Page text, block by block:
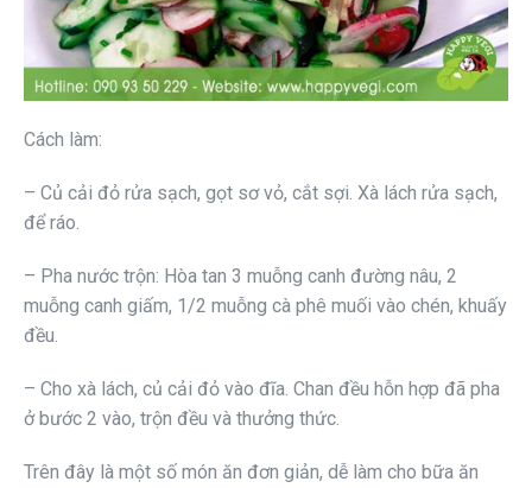
Cách làm:
– Củ cải đỏ rửa sạch, gọt sơ vỏ, cắt sợi. Xà lách rửa sạch,
để ráo.
– Pha nước trộn: Hòa tan 3 muỗng canh đường nâu, 2
muỗng canh giấm, 1/2 muỗng cà phê muối vào chén, khuấy
đều.
– Cho xà lách, củ cải đỏ vào đĩa. Chan đều hỗn hợp đã pha
ở bước 2 vào, trộn đều và thưởng thức.
Trên đây là một số món ăn đơn giản, dễ làm cho bữa ăn